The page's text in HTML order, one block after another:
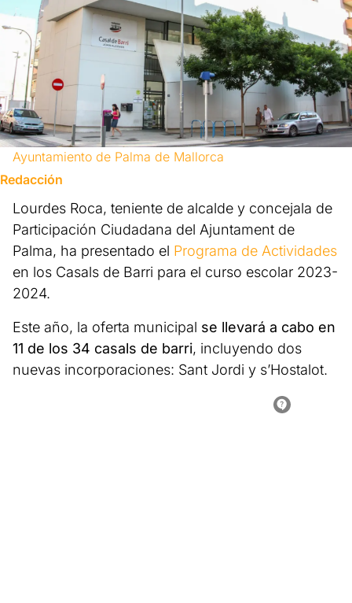
Ayuntamiento de Palma de Mallorca
Redacción
Lourdes Roca, teniente de alcalde y concejala de
Participación Ciudadana del Ajuntament de
Palma, ha presentado el Programa de Actividades
en los Casals de Barri para el curso escolar 2023-
2024.
Este año, la oferta municipal se llevará a cabo en
11 de los 34 casals de barri, incluyendo dos
nuevas incorporaciones: Sant Jordi y s’Hostalot.